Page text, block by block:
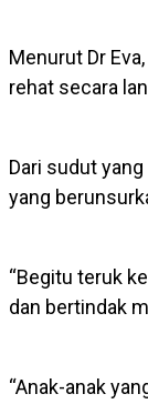
Menurut Dr
rehat secara
Dari sudut
yang
“Begitu teruk
dan bertindak
“Anak-anak